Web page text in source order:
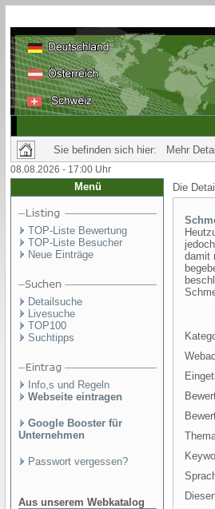
Sie befinden sich hier: Mehr
08.08.2026 - 17:00 Uhr
Menü
TOP-Liste Bewertung
TOP-Liste Besucher
Neue Einträge
Detailsuche
Livesuche
TOP100
Suchtipps
Info,s und Regeln
Webseite eintragen
Google Booster für
Unternehmen
Passwort vergessen?
Aus unserem Webkatalog
Die
damit